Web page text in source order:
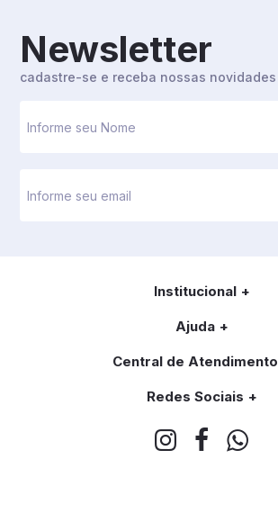
Newsletter
cadastre-se e receba nossas novidades
Institucional
Ajuda
Central de Atendimento
Redes Sociais